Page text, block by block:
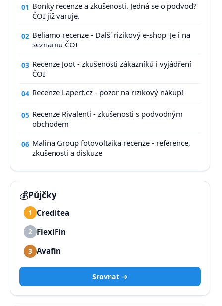
01 Bonky recenze a zkušenosti. Jedná se o podvod?
ČOI již varuje.
02 Beliamo recenze - Další rizikový e-shop! Je i na
seznamu ČOI
03 Recenze Joot - zkušenosti zákazníků i vyjádření
ČOI
04 Recenze Lapert.cz - pozor na rizikový nákup!
05 Recenze Rivalenti - zkušenosti s podvodným
obchodem
06 Malina Group fotovoltaika recenze - reference,
zkušenosti a diskuze
💰Půjčky
1 Creditea
2 FlexiFin
3 Avafin
Srovnat →